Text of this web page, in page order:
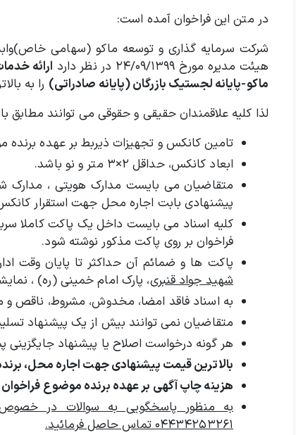
در متن این فراخوان آمده است:
شرکت سرمایه گذاری و توسعه ماکو (سهامی
هیئت مدیره مورخ ۲۴/۰۹/۱۳۹۹ در نظر دارد
ارائه
ماکو-پایانه لجستیک بازرگان (پایانه صادراتی) را به
لذا کلیه علاقمندان حقیقی و حقوقی می توانند مطابق با
تامین کانکس و تجهیزات ذیربط بر عهده برنده
ابعاد کانکس، حداقل ۲×۳ متر و نو باشد.
متقاضیان می بایست مدارک هویتی ، مدارک
پیشنهادی بابت اجاره محل جهت استقرار کانکس
کلیه اسناد می بایست داخل یک پاکت کاملا
فراخوان بر روی پاکت مذکور نوشته شود.
پاکت ها و ضمائم آن حداکثر تا پایان وقت اداری روز ۱۵/۱۰/۱۳۹۹
شهید جواد قنبری، پارک امام خمینی (ره) ،
به اسناد فاقد امضا، مخدوش، مشروط، ناقص و
متقاضیان نمی توانند بیش از یک پیشنهاد
هر گونه درخواست اصلاح یا پیشنهاد
بالاترین قیمت پیشنهادی جهت اجاره محل،
هزینه چاپ آگهی بر عهده برنده موضوع
به منظور پاسخگویی به سوالات در
۰۴۴۳۴۲۵۳۲۶۱ تماس حاصل فرمائید.